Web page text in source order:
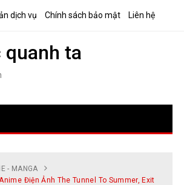
dịch vụ Chính sách bảo mật Liên hệ
quanh ta
- MANGA
Điện Ảnh The Tunnel To Summer, Exit